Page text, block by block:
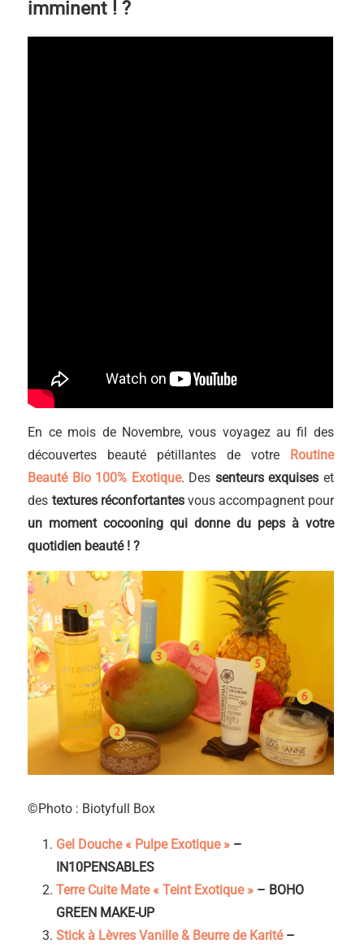
imminent ! ?
En ce mois de Novembre, vous voyagez au fil des
découvertes beauté pétillantes de votre Routine
Beauté Bio 100% Exotique. Des senteurs exquises et
des textures réconfortantesvous accompagnent pour
un moment cocooning qui donne du peps à votre
quotidien beauté ! ?
©Photo : Biotyfull Box
Gel Douche « Pulpe Exotique » –
IN10PENSABLES
Terre Cuite Mate « Teint Exotique » – BOHO
GREEN MAKE-UP
Stick à Lèvres Vanille & Beurre de Karité–